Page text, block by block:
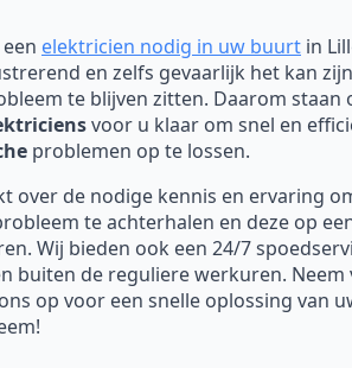
elektricien nodig in uw buurt in
en zelfs gevaarlijk het kan
te blijven zitten. Daarom staan
voor u klaar om snel en
problemen op te lossen.
over de nodige kennis en ervaring
te achterhalen en deze op
Wij bieden ook een 24/7
buiten de reguliere werkuren. Neem
op voor een snelle oplossing van